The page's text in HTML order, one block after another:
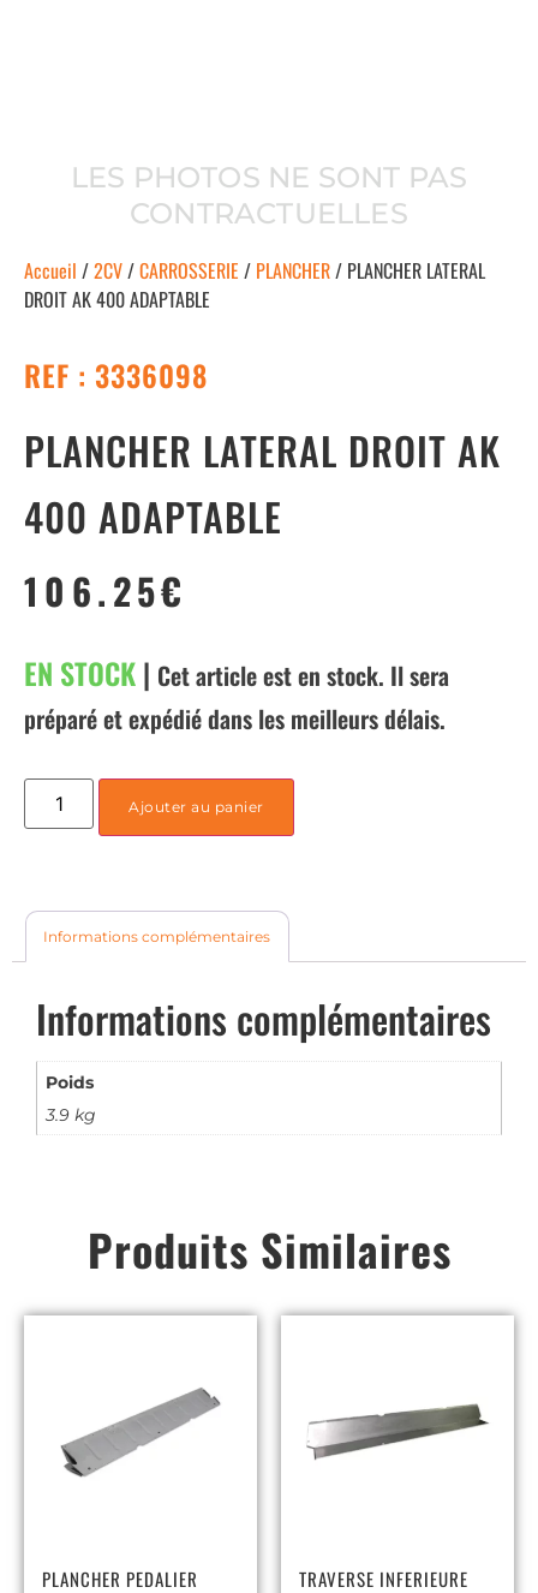
LES PHOTOS NE SONT PAS
CONTRACTUELLES
Accueil /2CV/CARROSSERIE / PLANCHER/ PLANCHER LATERAL
DROIT AK 400 ADAPTABLE
REF : 3336098
PLANCHER LATERAL DROIT AK
400 ADAPTABLE
106.25€
EN STOCK| Cet article est en stock. Il sera
préparé et expédié dans les meilleurs délais.
Ajouter au panier
Informations complémentaires
Informations complémentaires
Poids
3.9 kg
Produits Similaires
PLANCHER PEDALIER
TRAVERSE INFERIEURE